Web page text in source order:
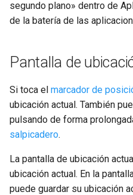
segundo plano» dentro de
de la batería de las
Pantalla de
Si toca el marcador de
ubicación actual. También
pulsando de forma
salpicadero.
La pantalla de ubicación
ubicación actual. En la
puede guardar su ubicación